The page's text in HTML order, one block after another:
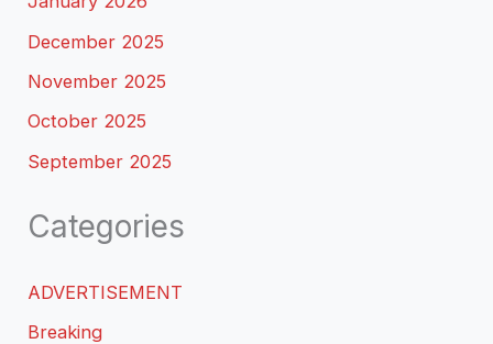
December 2025
November 2025
October 2025
September 2025
Categories
ADVERTISEMENT
Breaking